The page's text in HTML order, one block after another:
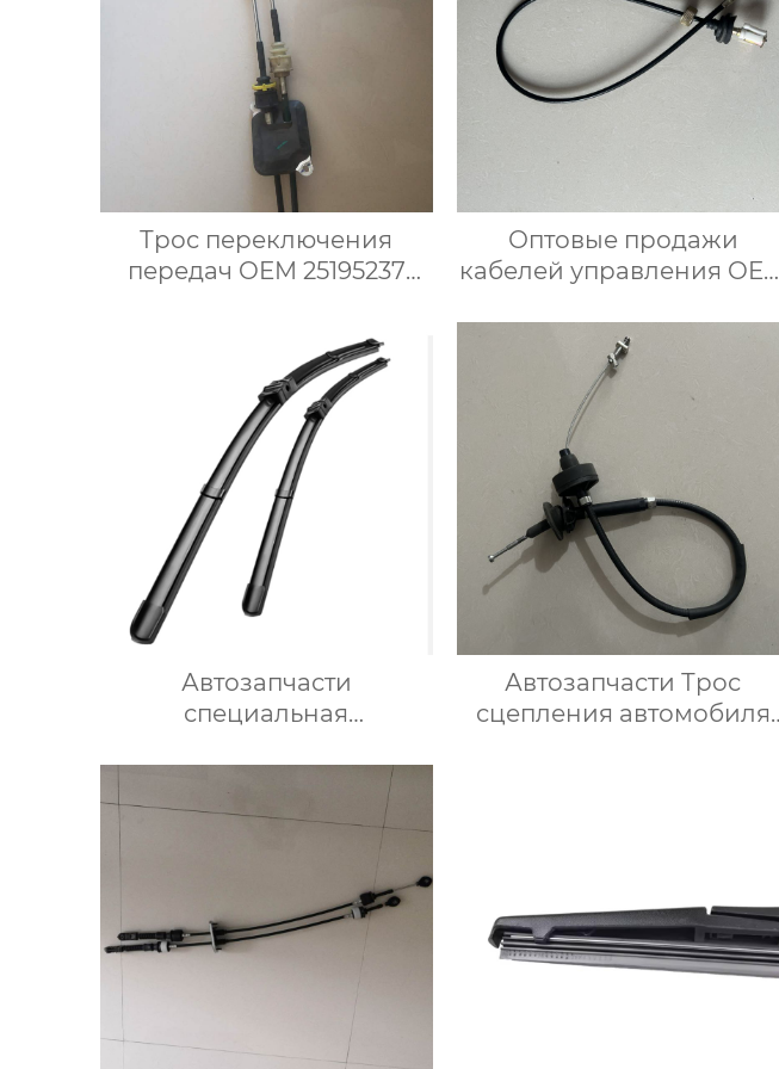
Трос переключения
передач OEM 25195237
передач для Опель Карл
Оптовые продажи
кабелей управления OEM
спидометра для Ниссан
Автозапчасти
специальная
стеклоочистителя для
BMW 320i
Автозапчасти Трос
сцепления автомобиля